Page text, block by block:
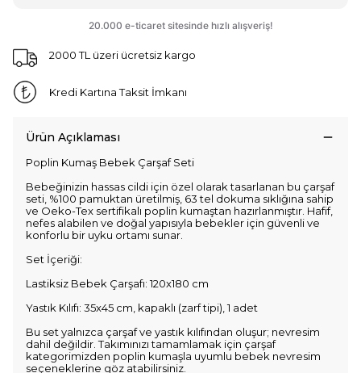
2000 TL üzeri ücretsiz kargo
Kredi Kartına Taksit İmkanı
Ürün Açıklaması
Poplin Kumaş Bebek Çarşaf Seti
Bebeğinizin hassas cildi için özel olarak tasarlanan bu çarşaf
seti, %100 pamuktan üretilmiş, 63 tel dokuma sıklığına sahip
ve Oeko-Tex sertifikalı poplin kumaştan hazırlanmıştır. Hafif,
nefes alabilen ve doğal yapısıyla bebekler için güvenli ve
konforlu bir uyku ortamı sunar.
Set İçeriği:
Lastiksiz Bebek Çarşafı: 120x180 cm
Yastık Kılıfı: 35x45 cm, kapaklı (zarf tipi), 1 adet
Bu set yalnızca çarşaf ve yastık kılıfından oluşur; nevresim
dahil değildir. Takımınızı tamamlamak için çarşaf
kategorimizden poplin kumaşla uyumlu bebek nevresim
seçeneklerine göz atabilirsiniz.